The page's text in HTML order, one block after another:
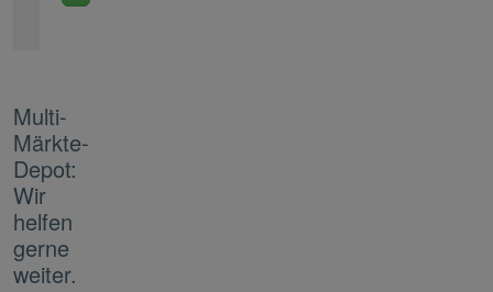
Multi-
Märkte-
Depot:
Wir
helfen
gerne
weiter.